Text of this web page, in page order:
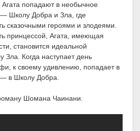
попадают в необычное
Школу Добра и Зла, где
сказочными героями и злодеями.
принцессой, Агата, имеющая
становится идеальной
Зла. Когда наступает день
к своему удивлению, попадает в
в Школу Добра.
Шомана Чаинани.